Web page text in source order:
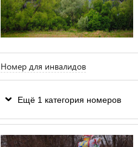
Номер для инвалидов
Ещё 1 категория номеров